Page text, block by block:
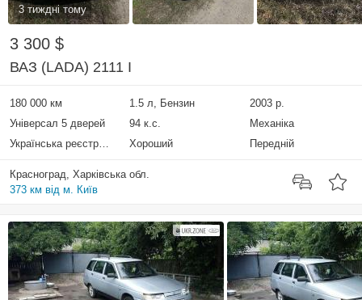
3 тиждні тому
3 300 $
ВАЗ (LADA) 2111 I
180 000 км 1.5 л, Бензин
2003 р.
Універсал 5 дверей
94 к.с.
Механіка
Українська реєстрація
Хороший Передній
Красноград, Харківська обл.
373 км від м. Київ